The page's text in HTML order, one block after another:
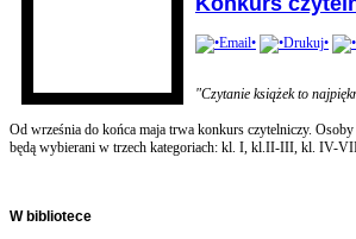
"Czytanie książek to
Od września do końca maja trwa konkurs czytelniczy.
będą wybierani w trzech kategoriach: kl. I, kl.II-III, kl. IV-
Wbibliotece